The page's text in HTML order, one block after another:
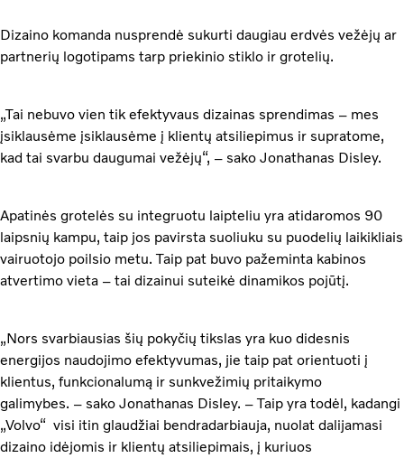
Dizaino komanda nusprendė sukurti daugiau erdvės vežėjų ar
partnerių logotipams tarp priekinio stiklo ir grotelių.
„Tai nebuvo vien tik efektyvaus dizainas sprendimas – mes
įsiklausėme įsiklausėme į klientų atsiliepimus ir supratome,
kad tai svarbu daugumai vežėjų“, – sako Jonathanas Disley.
Apatinės grotelės su integruotu laipteliu yra atidaromos 90
laipsnių kampu, taip jos pavirsta suoliuku su puodelių laikikliais
vairuotojo poilsio metu. Taip pat buvo pažeminta kabinos
atvertimo vieta – tai dizainui suteikė dinamikos pojūtį.
„Nors svarbiausias šių pokyčių tikslas yra kuo didesnis
energijos naudojimo efektyvumas, jie taip pat orientuoti į
klientus, funkcionalumą ir sunkvežimių pritaikymo
galimybes. – sako Jonathanas Disley. – Taip yra todėl, kadangi
„Volvo“ visi itin glaudžiai bendradarbiauja, nuolat dalijamasi
dizaino idėjomis ir klientų atsiliepimais, į kuriuos